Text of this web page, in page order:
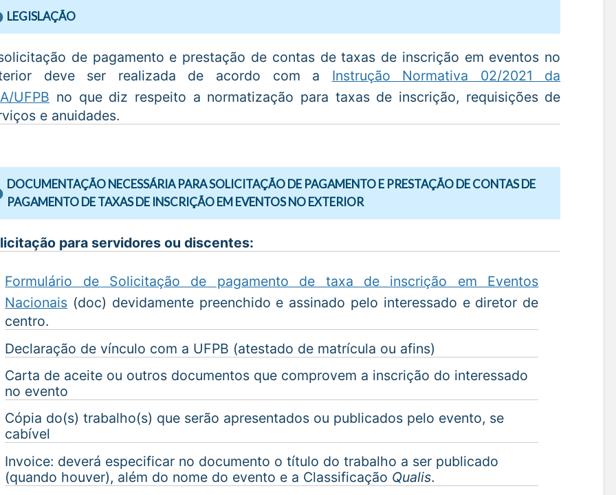
LEGISLAÇÃO
de pagamento e prestação de contas de taxas de inscrição em eventos no
deve ser realizada de acordo com a Instrução Normativa 02/2021 da
UFPB no que diz respeito a normatização para taxas de inscrição, requisições de
e anuidades.
DOCUMENTAÇÃO NECESSÁRIA PARA SOLICITAÇÃO DE PAGAMENTO E PRESTAÇÃO DE CONTAS DE
PAGAMENTO DE TAXAS DE INSCRIÇÃO EM EVENTOS NO EXTERIOR
para servidores ou discentes:
Formulário de Solicitação de pagamento de taxa de inscrição em Eventos
Nacionais (doc) devidamente preenchido e assinado pelo interessado e diretor de
centro.
Declaração de vínculo com a UFPB (atestado de matrícula ou afins)
Carta de aceite ou outros documentos que comprovem a inscrição do interessado
no evento
Cópia do(s) trabalho(s) que serão apresentados ou publicados pelo evento, se
cabível
Invoice: deverá especificar no documento o título do trabalho a ser publicado
(quando houver), além do nome do evento e a Classificação Qualis.